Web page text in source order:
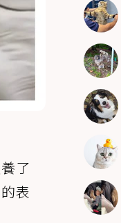
了
表